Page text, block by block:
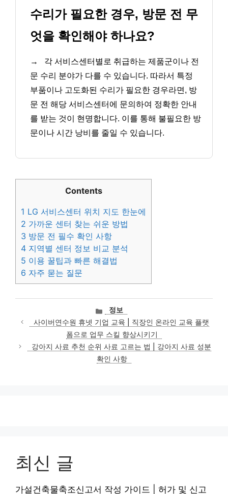
수리가 필요한 경우, 방문 전 무
엇을 확인해야 하나요?
→
각 서비스센터별로 취급하는 제품군이나 전
문 수리 분야가 다를 수 있습니다. 따라서 특정
부품이나 고도화된 수리가 필요한 경우라면, 방
문 전 해당 서비스센터에 문의하여 정확한 안내
를 받는 것이 현명합니다. 이를 통해 불필요한 방
문이나 시간 낭비를 줄일 수 있습니다.
Contents
1 LG 서비스센터 위치 지도 한눈에
2 가까운 센터 찾는 쉬운 방법
3 방문 전 필수 확인 사항
4 지역별 센터 정보 비교 분석
5 이용 꿀팁과 빠른 해결법
6 자주 묻는 질문
카
테
고
리
정보
사이버연수원 휴넷 기업 교육 | 직장인 온라인 교육 플랫
폼으로 업무 스킬 향상시키기
강아지 사료 추천 순위 사료 고르는 법 | 강아지 사료 성분
확인 사항
최신 글
가설건축물축조신고서 작성 가이드 | 허가 및 신고